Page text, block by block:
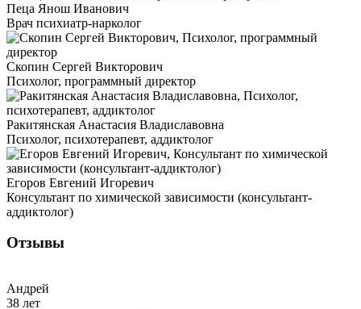
Пеца Янош Иванович
Врач психиатр-нарколог
Скопин Сергей Викторович
Психолог, программный директор
Ракитянская Анастасия Владиславовна
Психолог, психотерапевт, аддиктолог
Егоров Евгений Игоревич
Консультант по химической зависимости (консультант-
аддиктолог)
Отзывы
Андрей
38 лет